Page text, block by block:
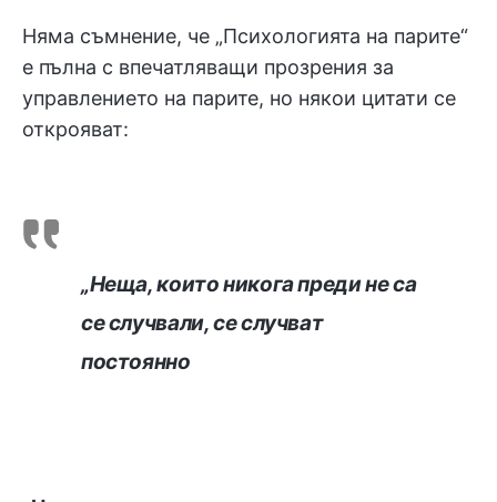
Няма съмнение, че „Психологията на парите“
е пълна с впечатляващи прозрения за
управлението на парите, но някои цитати се
открояват:
„Неща, които никога преди не са
се случвали, се случват
постоянно